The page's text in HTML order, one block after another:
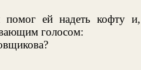
ей надеть кофту и,
голосом: